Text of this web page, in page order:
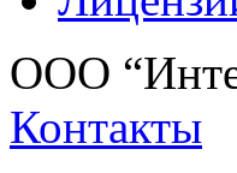
ООО
Контакты